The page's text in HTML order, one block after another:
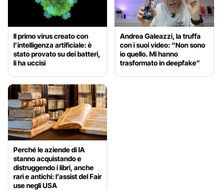
Il primo virus creato con
l’intelligenza artificiale: è
stato provato su dei batteri,
li ha uccisi
Andrea Galeazzi, la truffa
con i suoi video: “Non sono
io quello. Mi hanno
trasformato in deepfake”
Perché le aziende di IA
stanno acquistando e
distruggendo i libri, anche
rari e antichi: l’assist del Fair
use negli USA